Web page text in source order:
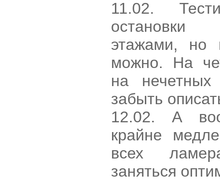
11.02.
остановки
этажами, но
можно. Hа
на
забыть
12.02. А
крайне
всех
заняться